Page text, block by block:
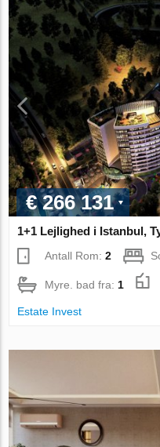
€ 266 131
1+1 Lejlighed i Istanbul,
Antall Rom:2
Myre. bad fra: 1
Estate Invest